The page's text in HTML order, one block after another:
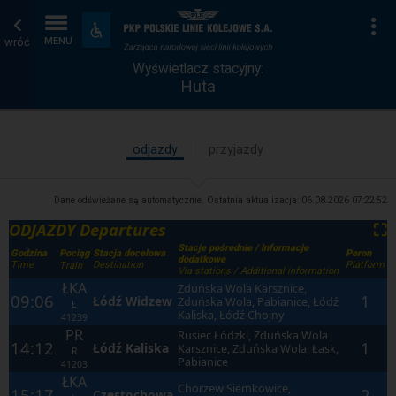
wróć MENU
Dostępność
i
udogodnienia
Wyświetlacz
stacyjny
Strona
główna
Wyświetlacz stacyjny:
Huta
odjazdy przyjazdy
Dane odświeżane są automatycznie. Ostatnia aktualizacja: 06.08.2026 07:22:52
ODJAZDY Departures ⛶
Godzina
Time
Pociąg
Train
Stacja docelowa
Destination
Stacje pośrednie / Informacje
dodatkowe
Via stations / Additional information
Peron
Platform
09:06
ŁKA
Ł
41239
Łódź Widzew
Zduńska Wola Karsznice,
Zduńska Wola, Pabianice, Łódź
Kaliska, Łódź Chojny
1
14:12
PR
R
41203
Łódź Kaliska
Rusiec Łódzki, Zduńska Wola
Karsznice, Zduńska Wola, Łask,
Pabianice
1
ŁKA
Chorzew Siemkowice,